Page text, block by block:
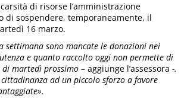
di risorse l’amministrazione
di sospendere, temporaneamente, il
16 marzo.
settimana sono mancate le donazioni nei
e quanto raccolto oggi non permette di
di martedì prossimo –aggiunge l’assessora-.
ad un piccolo sforzo a favore